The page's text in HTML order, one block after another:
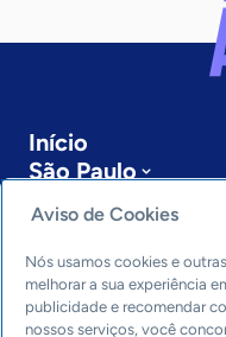
Início
São Paulo
Sobre a ASN
Últimas notícias
Entre em contato
Editorias
Aviso de Cookies
Nós usamos cookies e
melhorar a sua experiência
publicidade e recomendar
nossos serviços, você